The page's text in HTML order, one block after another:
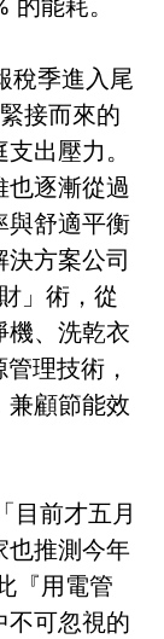
能耗。
稅季進入尾
接而來的
出壓力。
也逐漸從過
與舒適平衡
方案公司
」術，從
機、洗乾衣
理技術，
兼顧節能效
目前才五月
也推測今年
『用電管
不可忽視的